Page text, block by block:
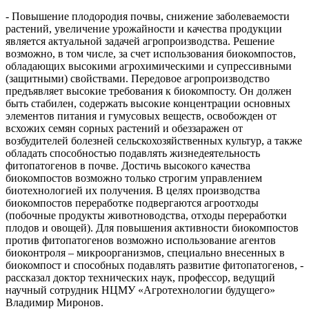
- Повышение плодородия почвы, снижение заболеваемости
растений, увеличение урожайности и качества продукции
является актуальной задачей агропроизводства. Решение
возможно, в том числе, за счет использования биокомпостов,
обладающих высокими агрохимическими и супрессивными
(защитными) свойствами. Передовое агропроизводство
предъявляет высокие требования к биокомпосту. Он должен
быть стабилен, содержать высокие концентрации основных
элементов питания и гумусовых веществ, освобожден от
всхожих семян сорных растений и обеззаражен от
возбудителей болезней сельскохозяйственных культур, а также
обладать способностью подавлять жизнедеятельность
фитопатогенов в почве. Достичь высокого качества
биокомпостов возможно только строгим управлением
биотехнологией их получения. В целях производства
биокомпостов переработке подвергаются агроотходы
(побочные продукты животноводства, отходы переработки
плодов и овощей). Для повышения активности биокомпостов
против фитопатогенов возможно использование агентов
биоконтроля – микроорганизмов, специально внесенных в
биокомпост и способных подавлять развитие фитопатогенов, -
рассказал доктор технических наук, профессор, ведущий
научный сотрудник НЦМУ «Агротехнологии будущего»
Владимир Миронов.